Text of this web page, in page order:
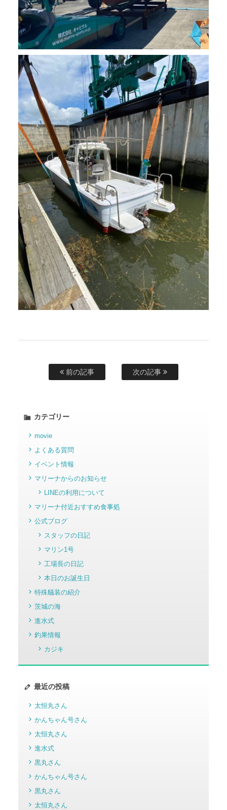
前の記事 次の記事
カテゴリー
movie
よくある質問
イベント情報
マリーナからのお知らせ
LINEの利用について
マリーナ付近おすすめ食事処
公式ブログ
スタッフの日記
マリン1号
工場長の日記
本日のお誕生日
特殊艤装の紹介
茨城の海
進水式
釣果情報
カジキ
最近の投稿
太恒丸さん
かんちゃん号さん
太恒丸さん
進水式
黒丸さん
かんちゃん号さん
黒丸さん
太恒丸さん